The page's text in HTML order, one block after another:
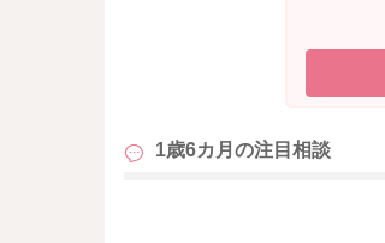
らくお薬を服用なさってい
それほど緊急性があるわけ
元気がない、食欲がないな
1歳6カ月の注目相談